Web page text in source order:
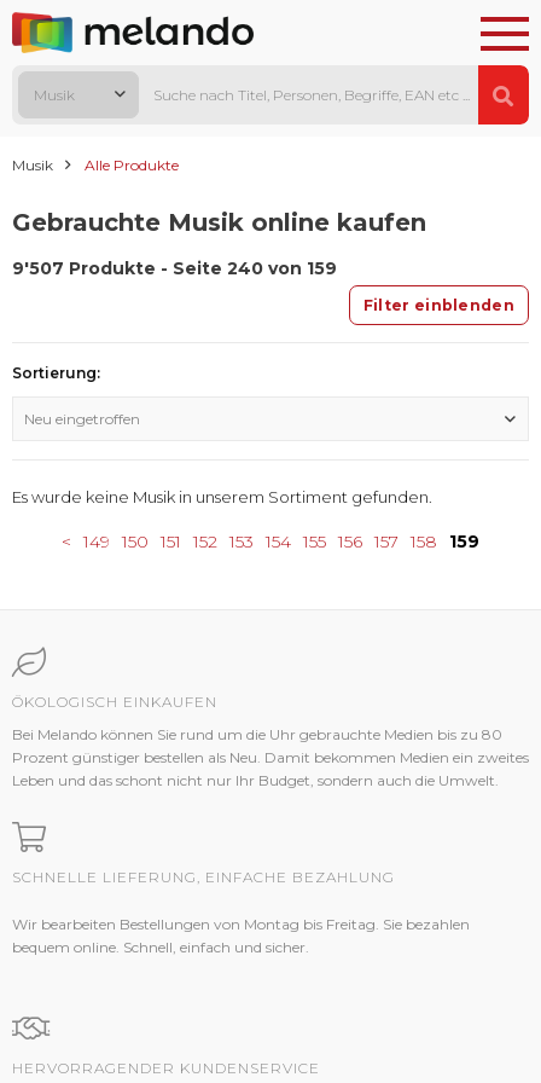
Musik
Musik Alle Produkte
Gebrauchte Musik online kaufen
9'507 Produkte - Seite 240 von 159
Filter einblenden
Sortierung:
Neu eingetroffen
Es wurde keine Musik in unserem Sortiment gefunden.
< 149 150 151 152 153 154 155 156 157 158 159
ÖKOLOGISCH EINKAUFEN
Bei Melando können Sie rund um die Uhr gebrauchte Medien bis zu 80
Prozent günstiger bestellen als Neu. Damit bekommen Medien ein zweites
Leben und das schont nicht nur Ihr Budget, sondern auch die Umwelt.
SCHNELLE LIEFERUNG, EINFACHE BEZAHLUNG
Wir bearbeiten Bestellungen von Montag bis Freitag. Sie bezahlen
bequem online. Schnell, einfach und sicher.
HERVORRAGENDER KUNDENSERVICE